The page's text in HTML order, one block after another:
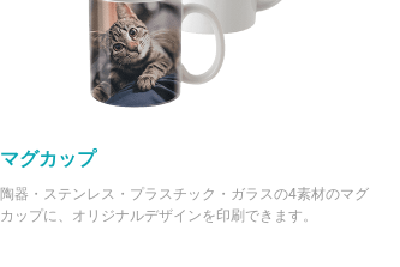
マグカップ
陶器・ステンレス・プラスチック・ガラスの4素材のマグ
カップに、オリジナルデザインを印刷できます。